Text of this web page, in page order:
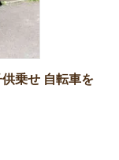
乗せ 自転車を